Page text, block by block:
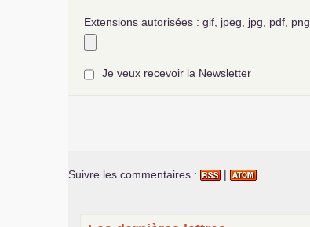
Extensions autorisées : gif, jpeg, jpg, pdf, png
Je veux recevoir la Newsletter
Suivre les commentaires : |